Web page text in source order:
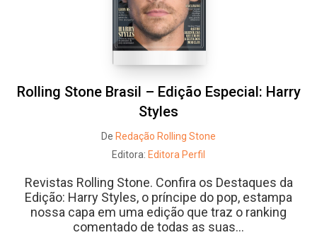
Rolling Stone Brasil – Edição Especial: Harry
Styles
De Redação Rolling Stone
Editora: Editora Perfil
Revistas Rolling Stone. Confira os Destaques da
Edição: Harry Styles, o príncipe do pop, estampa
nossa capa em uma edição que traz o ranking
comentado de todas as suas...